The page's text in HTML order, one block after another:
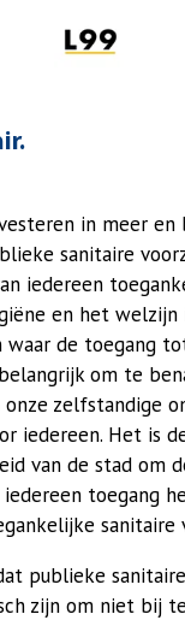
in meer
sanitaire
iedereen
en het welzijn
waar de toegang
om te
onze zelfstandige
iedereen. Het is
van de stad om
iedereen toegang
sanitaire
publieke
zijn om niet bij